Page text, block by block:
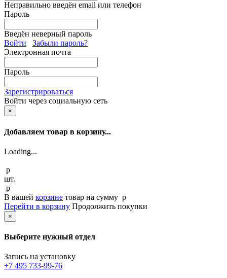
Неправильно введён email или телефон
Пароль
Введён неверный пароль
Войти
Забыли пароль?
Электронная почта
Пароль
Зарегистрироваться
Войти через социальную сеть
×
Добавляем товар в корзину...
Loading...
p
шт.
p
В вашей корзине товар на сумму p
Перейти в корзину Продолжить покупки
×
Выберите нужный отдел
Запись на установку
+7 495 733-99-76